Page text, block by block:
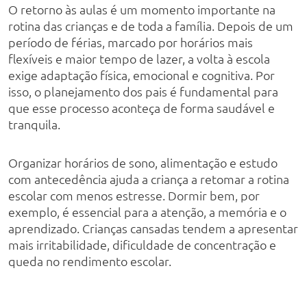
O retorno às aulas é um momento importante na
rotina das crianças e de toda a família. Depois de um
período de férias, marcado por horários mais
flexíveis e maior tempo de lazer, a volta à escola
exige adaptação física, emocional e cognitiva. Por
isso, o planejamento dos pais é fundamental para
que esse processo aconteça de forma saudável e
tranquila.
Organizar horários de sono, alimentação e estudo
com antecedência ajuda a criança a retomar a rotina
escolar com menos estresse. Dormir bem, por
exemplo, é essencial para a atenção, a memória e o
aprendizado. Crianças cansadas tendem a apresentar
mais irritabilidade, dificuldade de concentração e
queda no rendimento escolar.